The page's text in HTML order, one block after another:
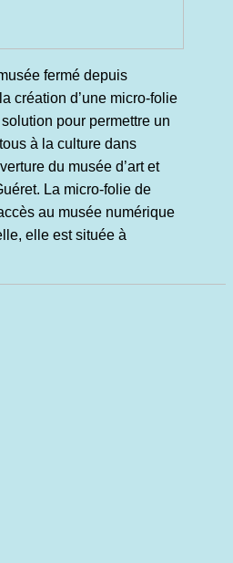
fermé depuis
création d’une micro-folie
pour permettre un
à la culture dans
du musée d’art et
La micro-folie de
au musée numérique
elle est située à